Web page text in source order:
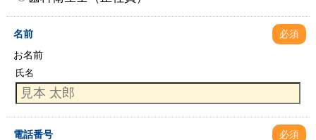
名前
必須
お名前
氏名
電話番号
必須